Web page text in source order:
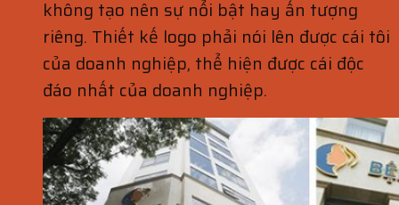
không tạo nên sự nổi bật hay ấn tượng
riêng. Thiết kế logo phải nói lên được cái tôi
của doanh nghiệp, thể hiện được cái độc
đáo nhất của doanh nghiệp.